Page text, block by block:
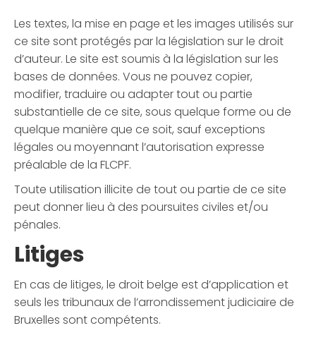
Les textes, la mise en page et les images utilisés sur
ce site sont protégés par la législation sur le droit
d’auteur. Le site est soumis à la législation sur les
bases de données. Vous ne pouvez copier,
modifier, traduire ou adapter tout ou partie
substantielle de ce site, sous quelque forme ou de
quelque manière que ce soit, sauf exceptions
légales ou moyennant l’autorisation expresse
préalable de la FLCPF.
Toute utilisation illicite de tout ou partie de ce site
peut donner lieu à des poursuites civiles et/ou
pénales.
Litiges
En cas de litiges, le droit belge est d’application et
seuls les tribunaux de l’arrondissement judiciaire de
Bruxelles sont compétents.